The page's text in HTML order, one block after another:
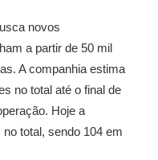
novos
a partir de 50 mil
A companhia estima
no total até o final de
Hoje a
total, sendo 104 em